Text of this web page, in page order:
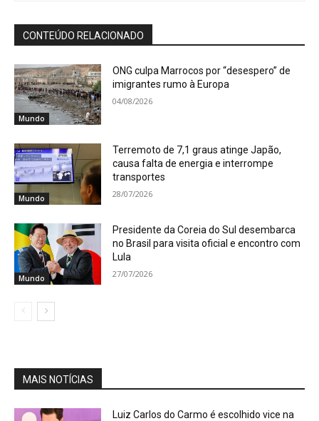
CONTEÚDO RELACIONADO
Mundo
ONG culpa Marrocos por “desespero” de
imigrantes rumo à Europa
04/08/2026
Mundo
Terremoto de 7,1 graus atinge Japão,
causa falta de energia e interrompe
transportes
28/07/2026
Mundo
Presidente da Coreia do Sul desembarca
no Brasil para visita oficial e encontro com
Lula
27/07/2026
MAIS NOTÍCIAS
Luiz Carlos do Carmo é escolhido vice na